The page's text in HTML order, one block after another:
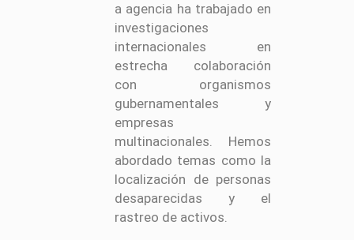
a agencia ha trabajado en
investigaciones
internacionales en
estrecha colaboración
con organismos
gubernamentales y
empresas
multinacionales. Hemos
abordado temas como la
localización de personas
desaparecidas y el
rastreo de activos.